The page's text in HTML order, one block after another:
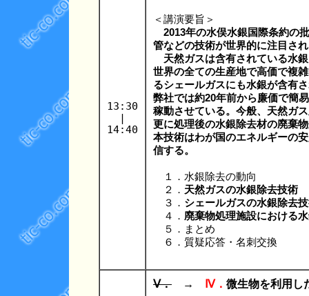
13:30
|
14:40
＜講演要旨＞
2013年の水俣水銀国際条約の
管などの技術が世界的に注目さ
天然ガスは含有されている水
世界の全ての生産地で高価で複
るシェールガスにも水銀が含有
弊社では約20年前から廉価で簡
稼動させている。今般、天然ガ
更に処理後の水銀除去材の廃棄
本技術はわが国のエネルギーの
信する。
１．水銀除去の動向
２． 天然ガスの水銀除去技術
３． シェールガスの水銀除去
４． 廃棄物処理施設における
５．まとめ
６．質疑応答・名刺交換
Ⅴ． → Ⅳ． 微生物を利用し